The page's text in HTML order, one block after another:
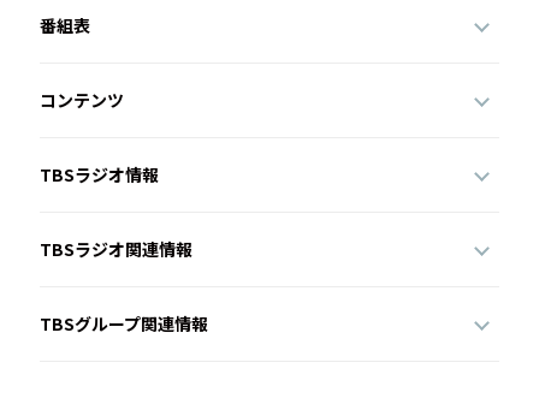
番組表
コンテンツ
TBSラジオ情報
TBSラジオ関連情報
TBSグループ関連情報